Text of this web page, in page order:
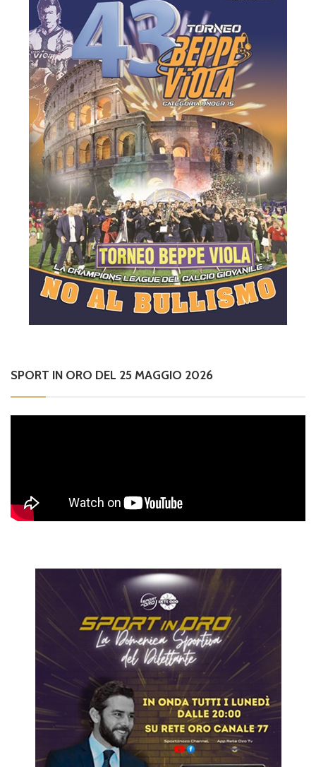
SPORT IN ORO DEL 25 MAGGIO 2026